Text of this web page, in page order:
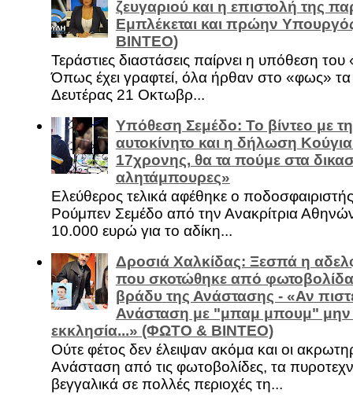
ζευγαριού και η επιστολή της
Εμπλέκεται και πρώην
ΒΙΝΤΕΟ)
Τεράστιες διαστάσεις παίρνει η υπόθεση
Όπως έχει γραφτεί, όλα ήρθαν στο «φως»
Δευτέρας 21 Οκτωβρ...
Υπόθεση Σεμέδο: Το βίντεο με
αυτοκίνητο και η δήλωση
17χρονης, θα τα πούμε στα
αλητάμπουρες»
Ελεύθερος τελικά αφέθηκε ο
Ρούμπεν Σεμέδο από την Ανακρίτρια
10.000 ευρώ για το αδίκη...
Δροσιά Χαλκίδας: Ξεσπά η
που σκοτώθηκε από φωτοβολίδα
βράδυ της Ανάστασης - «Αν
Ανάσταση με "μπαμ μπουμ" μην
εκκλησία...» (ΦΩΤΟ & ΒΙΝΤΕΟ)
Ούτε φέτος δεν έλειψαν ακόμα και οι
Ανάσταση από τις φωτοβολίδες, τα
βεγγαλικά σε πολλές περιοχές τη...